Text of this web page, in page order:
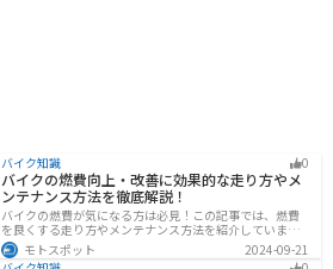
バイク知識 0
バイクの燃費向上・改善に効果的な走り方やメ
ンテナンス方法を徹底解説！
バイクの燃費が気になる方は必見！この記事では、燃費
を良くする走り方やメンテナンス方法を紹介していま
す。実は、車体そのものや荷物を軽くすることで、燃費
の向上が可能です。この記事を読めば、燃費を改善する
モトスポット
2024-09-21